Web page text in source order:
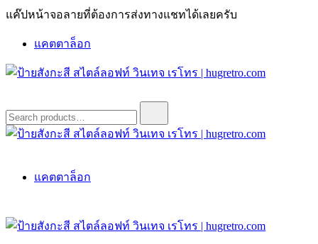
Skip
แค๊ปหน้าจอลายที่ต้องการส่งทางแชทได้เลยครับ
แคตตาล็อก
ป้ายสังกะสี สไตล์ลอฟท์ วินเทจ เรโทร | hugretro.com
ป้ายวินเทจ แต่งบ้าน ร้านกาแฟ ผับ โรงแรม ป้ายโค้ก เป็ปซี่เวสป้า
ฮาร์เล่ย์โฆษณาเก่าโบราณ มีราคาแบบสวยๆเพียบหรือสั่งทำโทร
O8664277II
for:
ฮาร์เล่ย์โฆษณาเก่าโบราณ มีราคาแบบสวยๆเพียบหรือสั่งทำโทร
แคตตาล็อก